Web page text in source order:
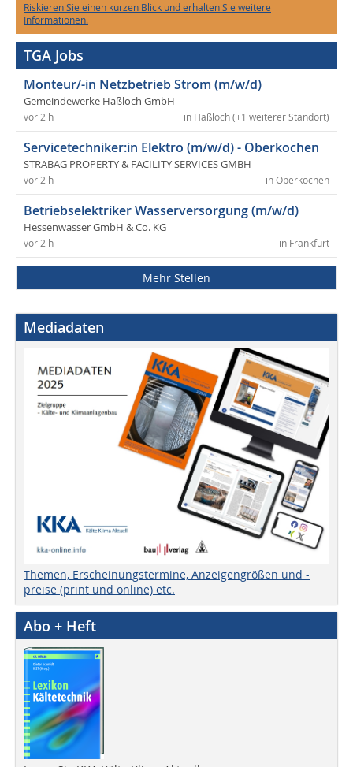
Riskieren Sie einen kurzen Blick und erhalten Sie weitere
Informationen.
TGA Jobs
Monteur/-in Netzbetrieb Strom (m/w/d)
Gemeindewerke Haßloch GmbH
in Haßloch (+1 weiterer Standort)
vor 2 h
Servicetechniker:in Elektro (m/w/d) - Oberkochen
STRABAG PROPERTY & FACILITY SERVICES GMBH
in Oberkochen
vor 2 h
Betriebselektriker Wasserversorgung (m/w/d)
Hessenwasser GmbH & Co. KG
in Frankfurt
vor 2 h
Mehr Stellen
Mediadaten
Themen, Erscheinungstermine, Anzeigengrößen und -
preise (print und online) etc.
Abo + Heft